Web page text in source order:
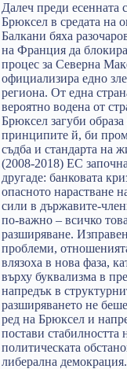
Далеч преди есенната
Брюксел в средата на
Балкани бяха
на Франция да
процес за Северна
официализира едно
региона. От една
вероятно водена от
Брюксел загуби
принципите й, би
съдба и стандарта на
(2008-2018) ЕС
другаде: банковата
опасното нарастване
сили в държавите-
по-важно – всичко
разширяване.
проблеми,
влязоха в нова фаза,
върху буквализма в
напредък в
разширяването не
ред на Брюксел и
постави стабилността
политическата
либерална демокрация.